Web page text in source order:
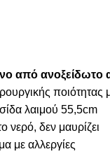
από ανοξείδωτο
λαιμού 55,5cm
νερό, δεν μαυρίζει
με αλλεργίες